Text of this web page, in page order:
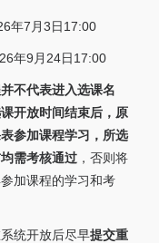
年7月3日17:00
年9月24日17:00
不代表进入选课名
开放时间结束后，原
参加课程学习，所选
需考核通过 ，否则将
加课程的学习和考
统开放后尽早提交重